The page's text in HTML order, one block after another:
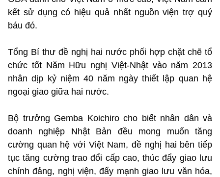
kết sử dụng có hiệu quả nhất nguồn viện trợ quý
báu đó.
Tổng Bí thư đề nghị hai nước phối hợp chặt chẽ tổ
chức tốt Năm Hữu nghị Việt-Nhật vào năm 2013
nhân dịp kỷ niệm 40 năm ngày thiết lập quan hệ
ngoại giao giữa hai nước.
Bộ trưởng Gemba Koichiro cho biết nhân dân và
doanh nghiệp Nhật Bản đều mong muốn tăng
cường quan hệ với Việt Nam, đề nghị hai bên tiếp
tục tăng cường trao đổi cấp cao, thúc đẩy giao lưu
chính đảng, nghị viện, đẩy mạnh giao lưu văn hóa,